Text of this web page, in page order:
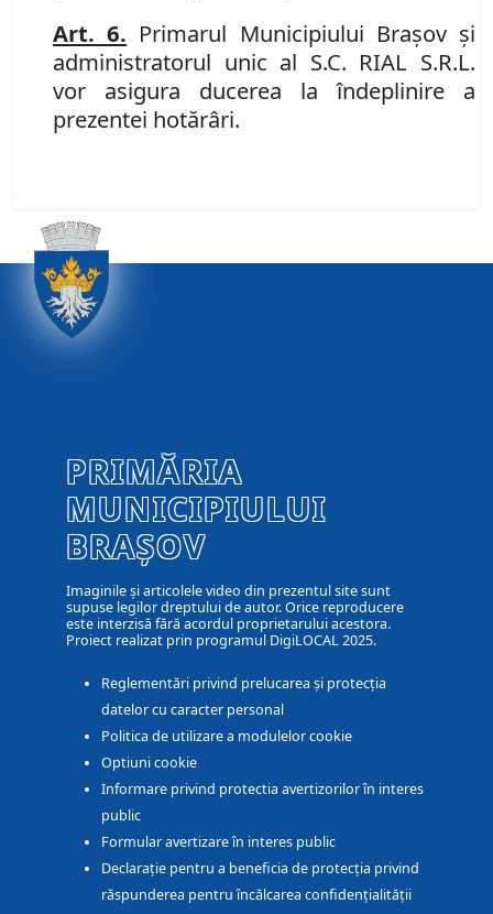
Art. 6. Primarul Municipiului Braşov şi
administratorul unic al S.C. RIAL S.R.L.
vor asigura ducerea la îndeplinire a
prezentei hotărâri.
PRIMĂRIA
MUNICIPIULUI
BRAȘOV
Imaginile și articolele video din prezentul site sunt
supuse legilor dreptului de autor. Orice reproducere
este interzisă fără acordul proprietarului acestora.
Proiect realizat prin programul DigiLOCAL 2025.
Reglementări privind prelucarea și protecția
datelor cu caracter personal
Politica de utilizare a modulelor cookie
Optiuni cookie
Informare privind protectia avertizorilor în interes
public
Formular avertizare în interes public
Declarație pentru a beneficia de protecția privind
răspunderea pentru încălcarea confidențialității